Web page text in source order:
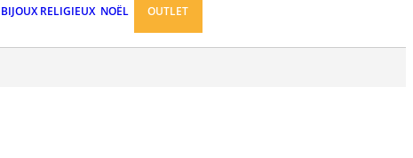
BIJOUX RELIGIEUX NOËL OUTLET